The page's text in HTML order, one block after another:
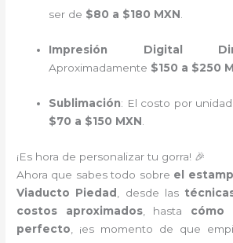
ser de $80 a $180 MXN.
Impresión Digital
Aproximadamente $150 a $250
Sublimación: El costo por
$70 a $150 MXN
¡Es hora de personalizar tu gorra! 🎉
Ahora que sabes todo sobre el
Viaducto Piedad
, desde las
costos aproximados, hasta cómo
perfecto , ¡es momento de que